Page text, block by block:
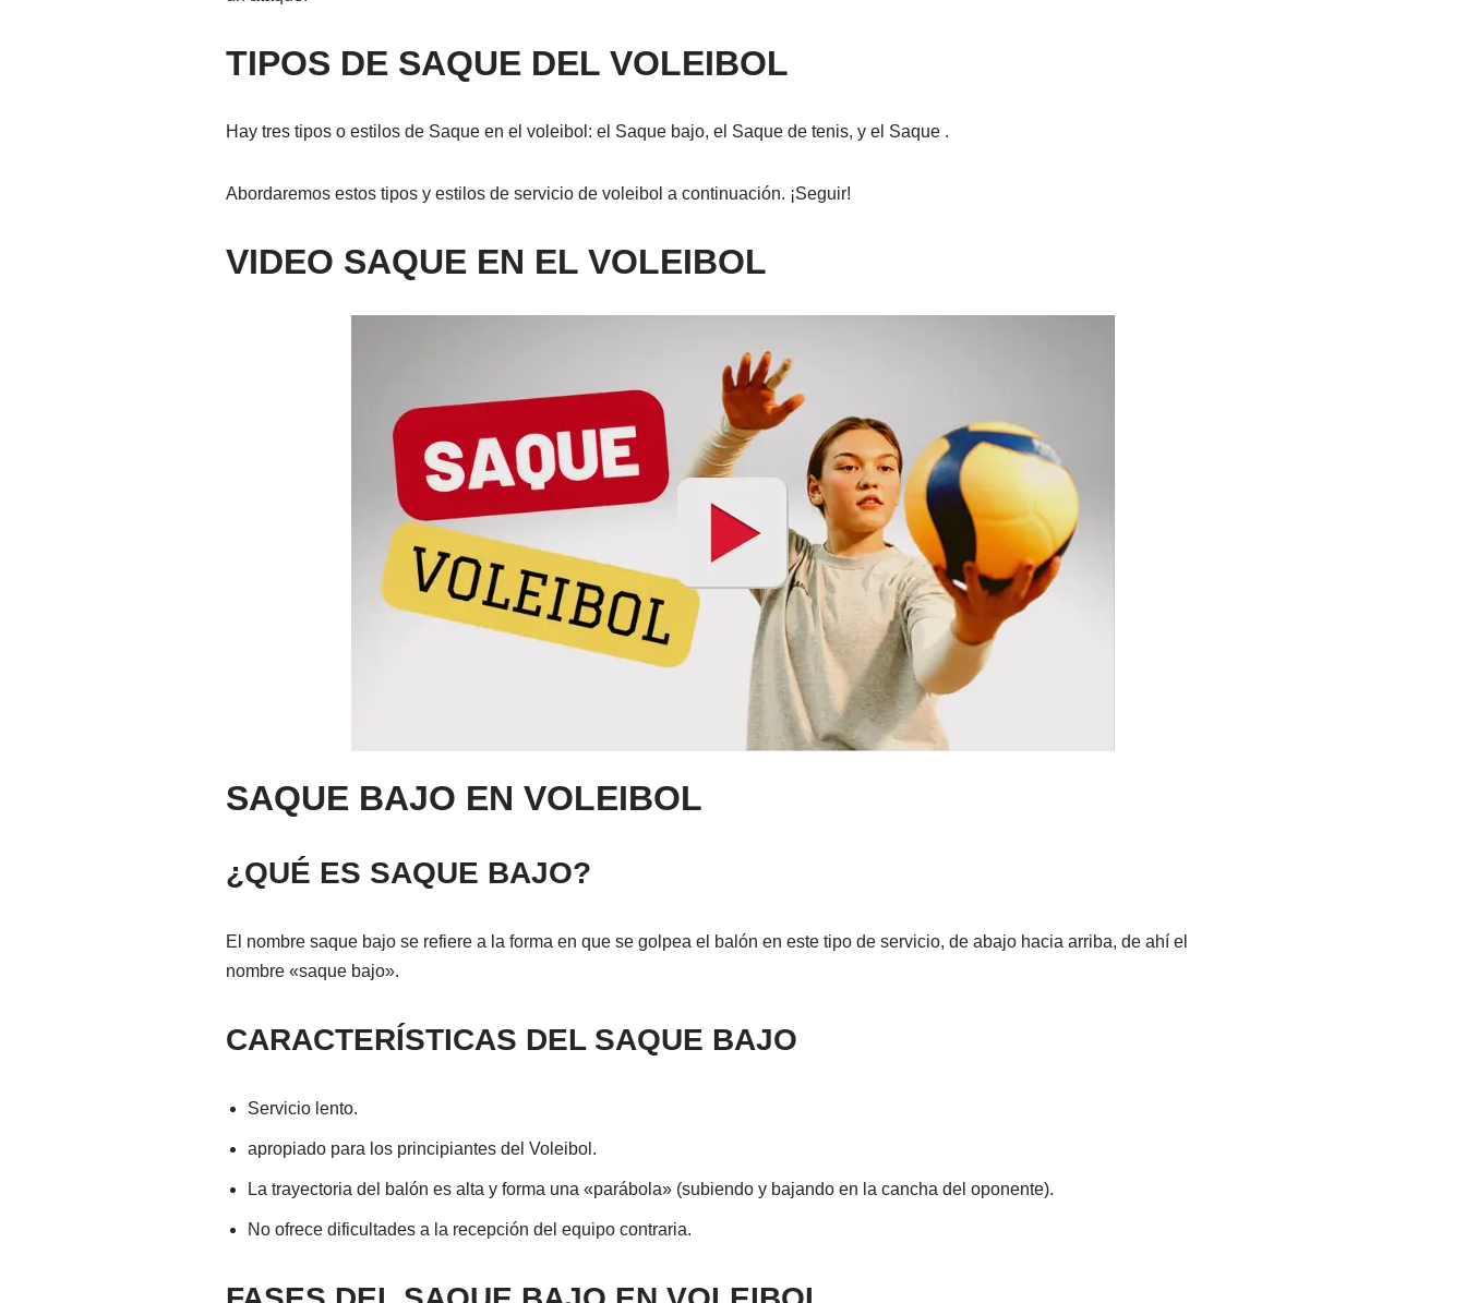
TIPOS DE SAQUE DEL VOLEIBOL
Hay tres tipos o estilos de Saque en el voleibol: el Saque bajo, el Saque de tenis, y el Saque .
Abordaremos estos tipos y estilos de servicio de voleibol a continuación. ¡Seguir!
VIDEO SAQUE EN EL VOLEIBOL
SAQUE BAJO EN VOLEIBOL
¿QUÉ ES SAQUE BAJO?
El nombre saque bajo se refiere a la forma en que se golpea el balón en este tipo de servicio, de abajo hacia arriba, de ahí el
nombre «saque bajo».
CARACTERÍSTICAS DEL SAQUE BAJO
Servicio lento.
apropiado para los principiantes del Voleibol.
La trayectoria del balón es alta y forma una «parábola» (subiendo y bajando en la cancha del oponente).
No ofrece dificultades a la recepción del equipo contraria.